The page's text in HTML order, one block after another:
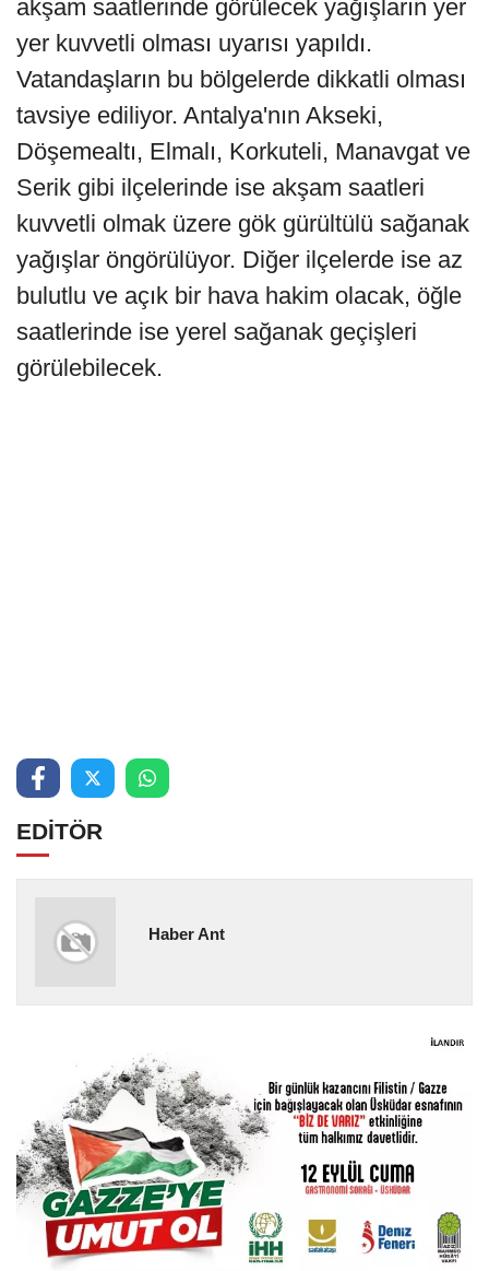
akşam saatlerinde görülecek yağışların yer
yer kuvvetli olması uyarısı yapıldı.
Vatandaşların bu bölgelerde dikkatli olması
tavsiye ediliyor. Antalya'nın Akseki,
Döşemealtı, Elmalı, Korkuteli, Manavgat ve
Serik gibi ilçelerinde ise akşam saatleri
kuvvetli olmak üzere gök gürültülü sağanak
yağışlar öngörülüyor. Diğer ilçelerde ise az
bulutlu ve açık bir hava hakim olacak, öğle
saatlerinde ise yerel sağanak geçişleri
görülebilecek.
EDİTÖR
Haber Ant